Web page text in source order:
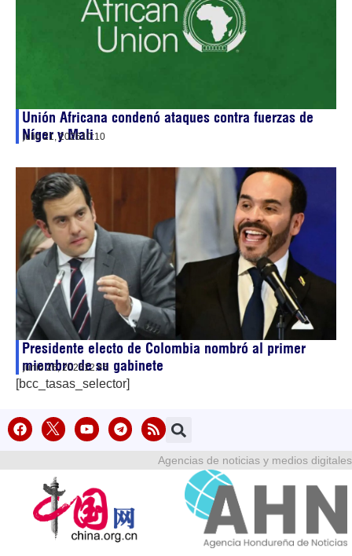
Unión Africana condenó ataques contra fuerzas de
Níger y Mali
julio 21, 202610:10
Presidente electo de Colombia nombró al primer
miembro de su gabinete
junio 26, 202612:45
[bcc_tasas_selector]
Agencias de noticias y medios digitales